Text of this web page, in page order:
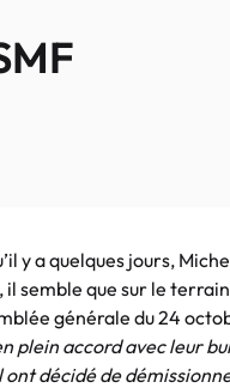
y a quelques jours,
, il semble que sur le
générale du 24
plein accord avec leur
décidé de